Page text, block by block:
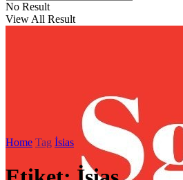
No Result
View All Result
Home Tag İsias